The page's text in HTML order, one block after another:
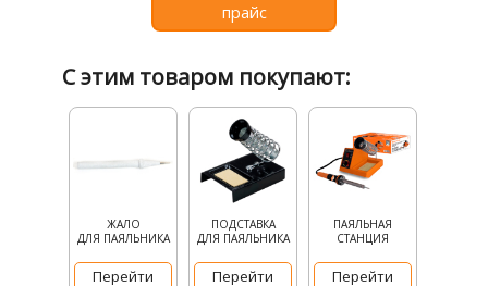
news@signalelectronics.ru
прайс
С этим товаром покупают:
ЖАЛО
ДЛЯ ПАЯЛЬНИКА
Перейти
ПОДСТАВКА
ДЛЯ ПАЯЛЬНИКА
Перейти
ПАЯЛЬНАЯ
СТАНЦИЯ
Перейти